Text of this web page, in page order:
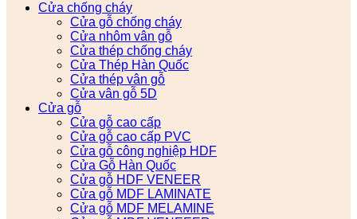
Cửa chống cháy
Cửa gỗ chống cháy
Cửa nhôm vân gỗ
Cửa thép chống cháy
Cửa Thép Hàn Quốc
Cửa thép vân gỗ
Cửa vân gỗ 5D
Cửa gỗ
Cửa gỗ cao cấp
Cửa gỗ cao cấp PVC
Cửa gỗ công nghiệp HDF
Cửa Gỗ Hàn Quốc
Cửa gỗ HDF VENEER
Cửa gỗ MDF LAMINATE
Cửa gỗ MDF MELAMINE